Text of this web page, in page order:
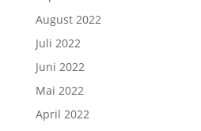
August 2022
Juli 2022
Juni 2022
Mai 2022
April 2022